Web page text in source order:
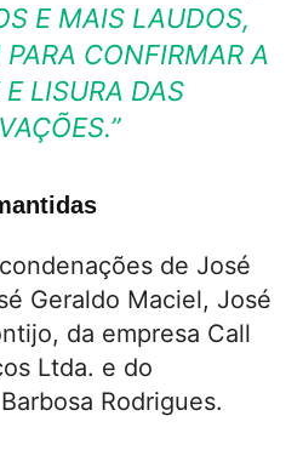
E MAIS LAUDOS,
CONFIRMAR A
LISURA DAS
de José
Geraldo Maciel, José
da empresa Call
Ltda. e do
Rodrigues.